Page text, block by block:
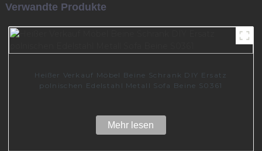
Verwandte Produkte
Heißer Verkauf Möbel Beine Schrank DIY Ersatz
polnischen Edelstahl Metall Sofa Beine S0361
Mehr lesen